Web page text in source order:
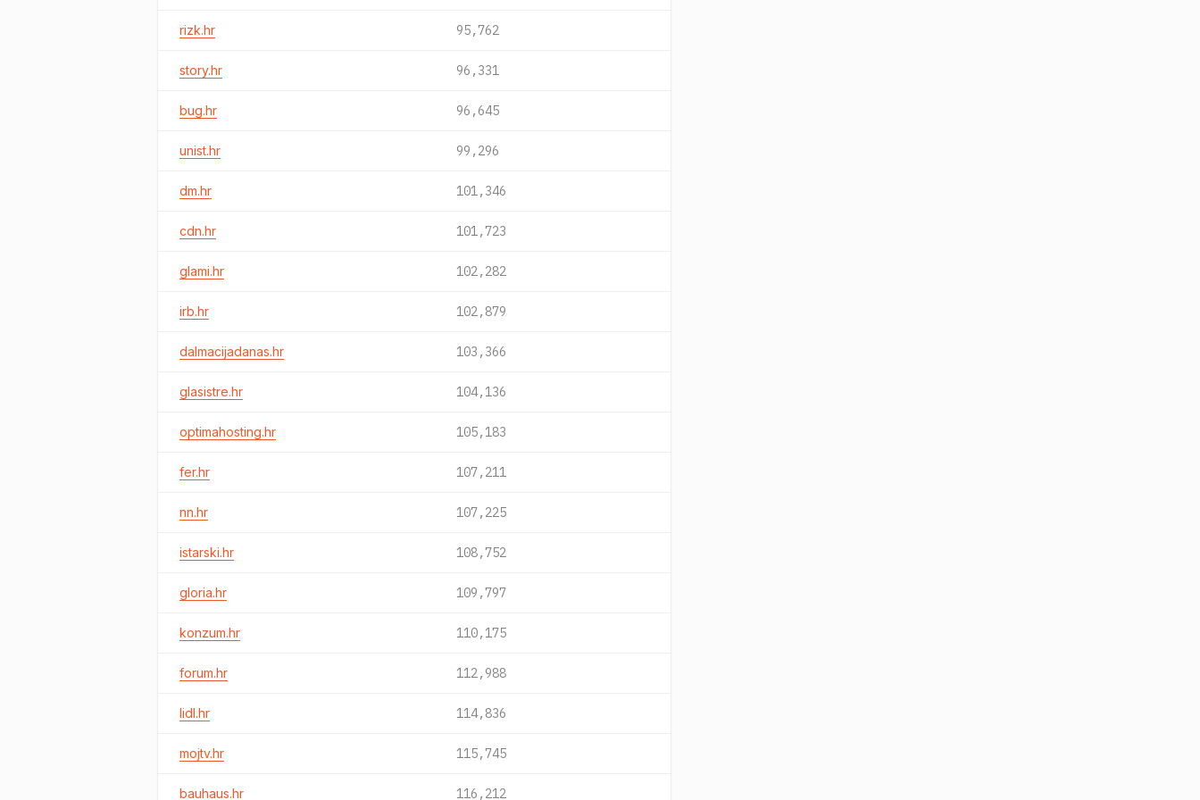
rizk.hr 95,762
story.hr 96,331
bug.hr 96,645
unist.hr 99,296
dm.hr 101,346
cdn.hr 101,723
glami.hr 102,282
irb.hr 102,879
dalmacijadanas.hr 103,366
glasistre.hr 104,136
optimahosting.hr 105,183
fer.hr 107,211
nn.hr 107,225
istarski.hr 108,752
gloria.hr 109,797
konzum.hr 110,175
forum.hr 112,988
lidl.hr 114,836
mojtv.hr 115,745
bauhaus.hr 116,212